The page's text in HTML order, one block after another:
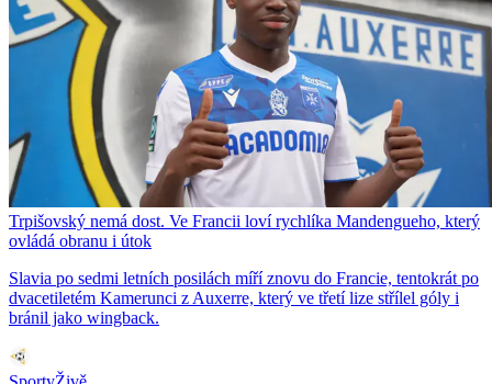
Trpišovský nemá dost. Ve Francii loví rychlíka Mandengueho, který
ovládá obranu i útok
Slavia po sedmi letních posilách míří znovu do Francie, tentokrát po
dvacetiletém Kamerunci z Auxerre, který ve třetí lize střílel góly i
bránil jako wingback.